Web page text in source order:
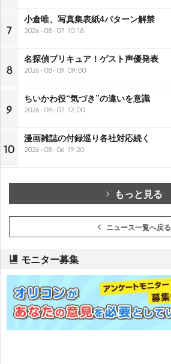
7
小倉唯、写真集表紙4パターン解禁
2026-08-07 10:18
8
名探偵プリキュア！ゲスト声優発表
2026-08-09 09:00
9
ちいかわ役“気づき”の違いを意識
2026-08-07 12:00
10
漫画雑誌の付録巡り各社対応続く
2026-08-06 19:20
もっと見る
ニュース一覧へ戻る
モニター募集